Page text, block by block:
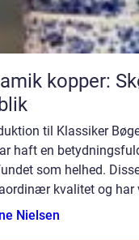
kopper:
til Klassiker
haft en
som helhed.
kvalitet og har
Nielsen